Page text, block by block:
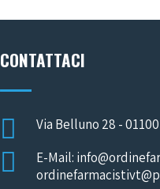
CONTATTACI
Via Belluno 28 -
E-Mail: